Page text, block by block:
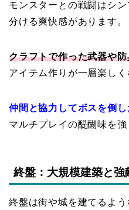
モンスターとの戦闘はシ
分ける爽快感があります。
クラフトで作った武器や
アイテム作りが一層楽しく
仲間と協力してボスを倒
マルチプレイの醍醐味を強
終盤：大規模建築と強
終盤は街や城を建てるよう